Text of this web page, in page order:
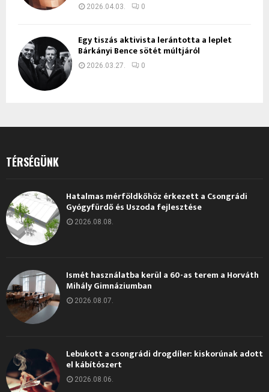
2026.04.03. 0
Egy tiszás aktivista lerántotta a leplet
Bárkányi Bence sötét múltjáról
2026.03.27. 0
TÉRSÉGÜNK
Hatalmas mérföldkőhöz érkezett a Csongrádi
Gyógyfürdő és Uszoda fejlesztése
2026.08.08.
Ismét használatba kerül a 60-as terem a Horváth
Mihály Gimnáziumban
2026.08.07.
Lebukott a csongrádi drogdíler: kiskorúnak adott
el kábítószert
2026.08.06.